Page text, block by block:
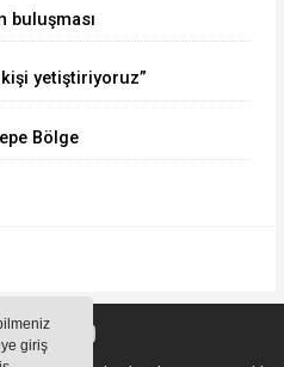
giriş
buluşması
kişi yetiştiriyoruz”
Bölge